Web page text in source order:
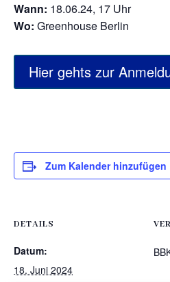
Wann: 18.06.24, 17 Uhr
Wo: Greenhouse Berlin
Hier gehts zur
Zum Kalender hinzufügen
DETAILS
Datum:
18. Juni 2024